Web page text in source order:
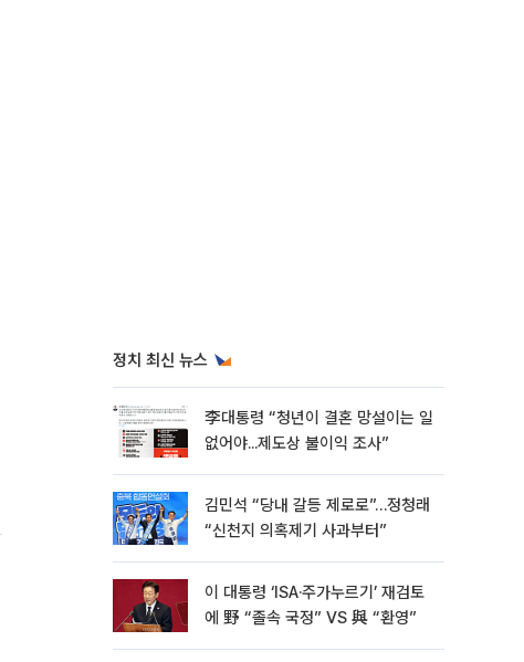
정치 최신 뉴스
李대통령 “청년이 결혼 망설이는 일
없어야...제도상 불이익 조사”
김민석 “당내 갈등 제로로”…정청래
“신천지 의혹제기 사과부터”
이 대통령 ‘ISA·주가누르기’ 재검토
에 野 “졸속 국정” VS 與 “환영”